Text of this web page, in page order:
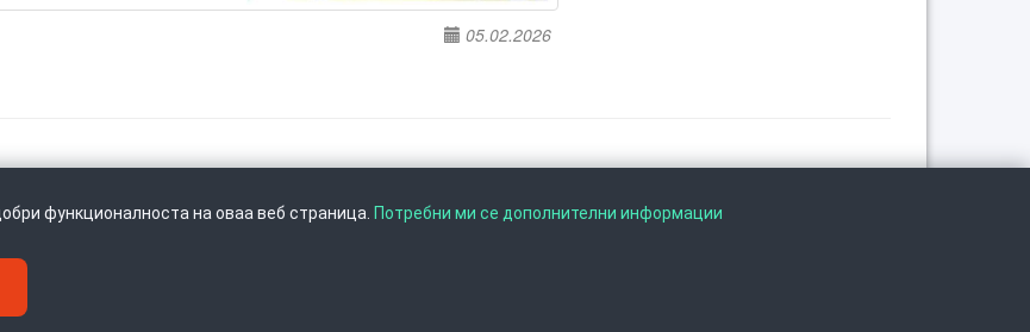
05.02.2026
Тел: +389 2 3103 601 (641), Факс: +389 2 3137 149 |
функционалноста на оваа веб страница. Потребни ми се дополнителни информации